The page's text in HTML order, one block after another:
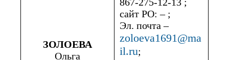
ЗОЛОЕВА
Ольга
сайт РО: – ;
Эл. почта –
zoloeva1691@ma
il.ru;
Ссылки на ваши информационные источники (ВК, ОК, Facebook,
youtube, Сайт РО и т.д.)